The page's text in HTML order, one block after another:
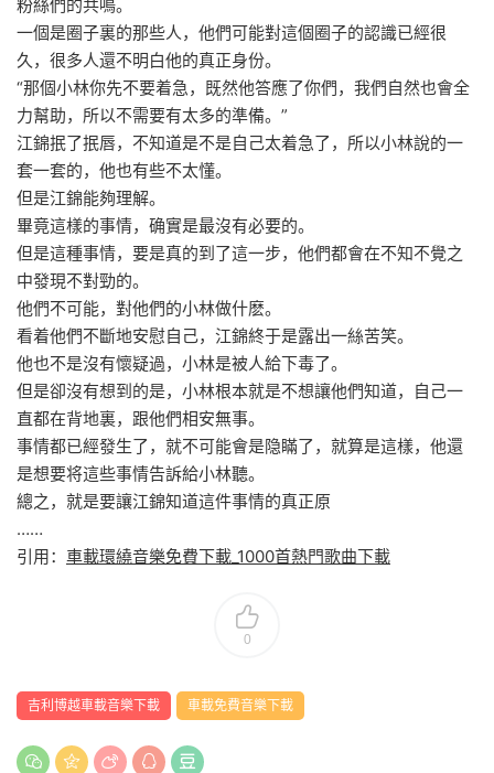
粉絲們的共鳴。
一個是圈子裏的那些人，他們可能對這個圈子的認識已經很
久，很多人還不明白他的真正身份。
“那個小林你先不要着急，既然他答應了你們，我們自然也會全
力幫助，所以不需要有太多的準備。”
江錦抿了抿唇，不知道是不是自己太着急了，所以小林說的一
套一套的，他也有些不太懂。
但是江錦能夠理解。
畢竟這樣的事情，确實是最沒有必要的。
但是這種事情，要是真的到了這一步，他們都會在不知不覺之
中發現不對勁的。
他們不可能，對他們的小林做什麽。
看着他們不斷地安慰自己，江錦終于是露出一絲苦笑。
他也不是沒有懷疑過，小林是被人給下毒了。
但是卻沒有想到的是，小林根本就是不想讓他們知道，自己一
直都在背地裏，跟他們相安無事。
事情都已經發生了，就不可能會是隐瞞了，就算是這樣，他還
是想要将這些事情告訴給小林聽。
總之，就是要讓江錦知道這件事情的真正原
……
引用： 車載環繞音樂免費下載_1000首熱門歌曲下載
0
吉利博越車載音樂下載 車載免費音樂下載